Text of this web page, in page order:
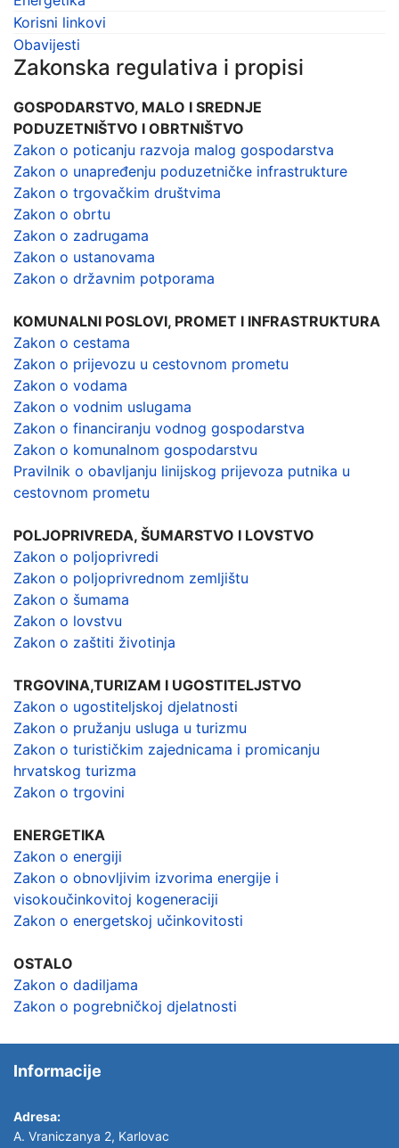
Korisni linkovi
Obavijesti
Zakonska regulativa i propisi
GOSPODARSTVO, MALO I SREDNJE
PODUZETNIŠTVO I OBRTNIŠTVO
Zakon o poticanju razvoja malog gospodarstva
Zakon o unapređenju poduzetničke infrastrukture
Zakon o trgovačkim društvima
Zakon o obrtu
Zakon o zadrugama
Zakon o ustanovama
Zakon o državnim potporama
KOMUNALNI POSLOVI, PROMET I INFRASTRUKTURA
Zakon o cestama
Zakon o prijevozu u cestovnom prometu
Zakon o vodama
Zakon o vodnim uslugama
Zakon o financiranju vodnog gospodarstva
Zakon o komunalnom gospodarstvu
Pravilnik o obavljanju linijskog prijevoza putnika u
cestovnom prometu
POLJOPRIVREDA, ŠUMARSTVO I LOVSTVO
Zakon o poljoprivredi
Zakon o poljoprivrednom zemljištu
Zakon o šumama
Zakon o lovstvu
Zakon o zaštiti životinja
TRGOVINA,TURIZAM I UGOSTITELJSTVO
Zakon o ugostiteljskoj djelatnosti
Zakon o pružanju usluga u turizmu
Zakon o turističkim zajednicama i promicanju
hrvatskog turizma
Zakon o trgovini
ENERGETIKA
Zakon o energiji
Zakon o obnovljivim izvorima energije i
visokoučinkovitoj kogeneraciji
Zakon o energetskoj učinkovitosti
OSTALO
Zakon o dadiljama
Zakon o pogrebničkoj djelatnosti
Informacije
Adresa:
A. Vraniczanya 2, Karlovac